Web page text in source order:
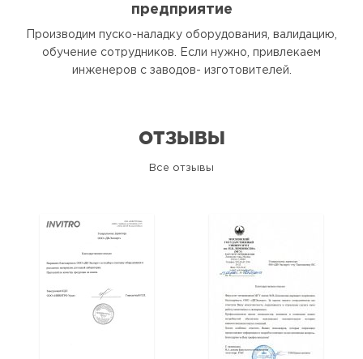
предприятие
Производим пуско-наладку оборудования, валидацию,
обучение сотрудников. Если нужно, привлекаем
инженеров с заводов- изготовителей.
ОТЗЫВЫ
Все отзывы